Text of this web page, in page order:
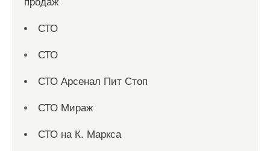
СТО
СТО
СТО Арсенал Пит Стоп
СТО Мираж
СТО на К. Маркса